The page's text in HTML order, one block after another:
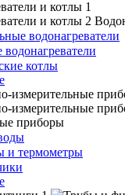
водонагреватели
котлы
приборы
и термометры